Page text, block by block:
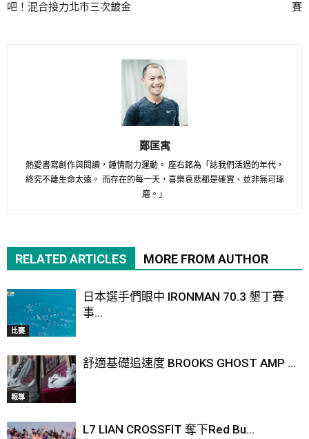
吧！混合接力北市三次鍍金
賽
鄭匡寓
熱愛書寫創作與閱讀，鍾情耐力運動。 座右銘為「誌我們活過的年代，
終究不離生命太遠。 而存在的每一天，喜樂哀悲都是確實、並非無可琢
磨。」
RELATED ARTICLES MORE FROM AUTHOR
比賽
日本選手們眼中 IRONMAN 70.3 墾丁賽
事...
報導
舒適基礎追速度 BROOKS GHOST AMP ...
L7 LIAN CROSSFIT 奪下Red Bu...